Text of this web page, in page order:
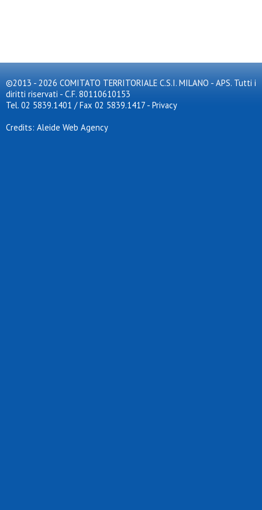
©2013 - 2026 COMITATO TERRITORIALE C.S.I. MILANO - APS. Tutti i
diritti riservati - C.F. 80110610153
Tel. 02 5839.1401 / Fax 02 5839.1417 - Privacy
Credits: Aleide Web Agency